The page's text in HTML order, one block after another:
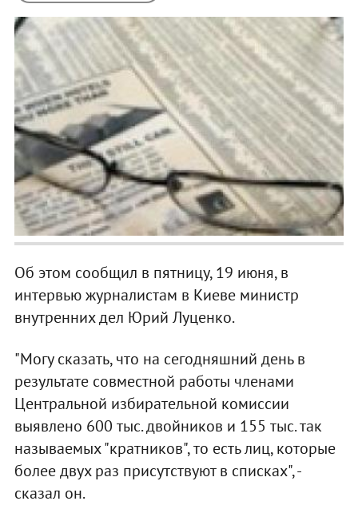
Об этом сообщил в пятницу, 19 июня, в
интервью журналистам в Киеве министр
внутренних дел Юрий Луценко.
"Могу сказать, что на сегодняшний день в
результате совместной работы членами
Центральной избирательной комиссии
выявлено 600 тыс. двойников и 155 тыс. так
называемых "кратников", то есть лиц, которые
более двух раз присутствуют в списках", -
сказал он.